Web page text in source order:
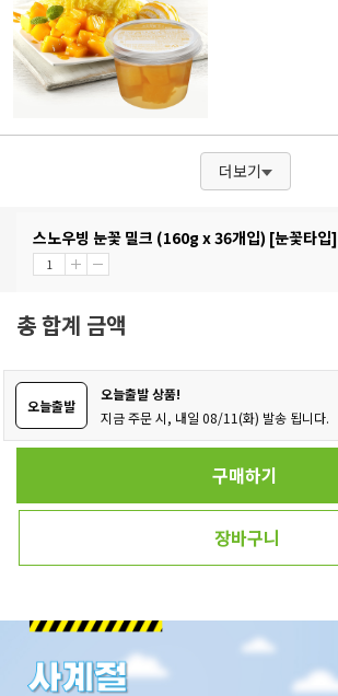
더보기
스노우빙 눈꽃 밀크 (160g x 36개입) [눈꽃타입]
총 합계 금액
오늘출발
오늘출발 상품!
지금 주문 시, 내일 08/11(화) 발송 됩니다.
구매하기
장바구니